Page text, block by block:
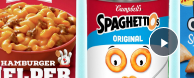
Play